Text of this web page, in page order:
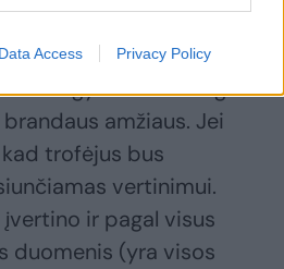
Data Access Privacy Policy
ar gyvūnas teisingai
amžiaus. Jei
kad trofėjus bus
vertinimui.
ir pagal visus
duomenis (yra visos